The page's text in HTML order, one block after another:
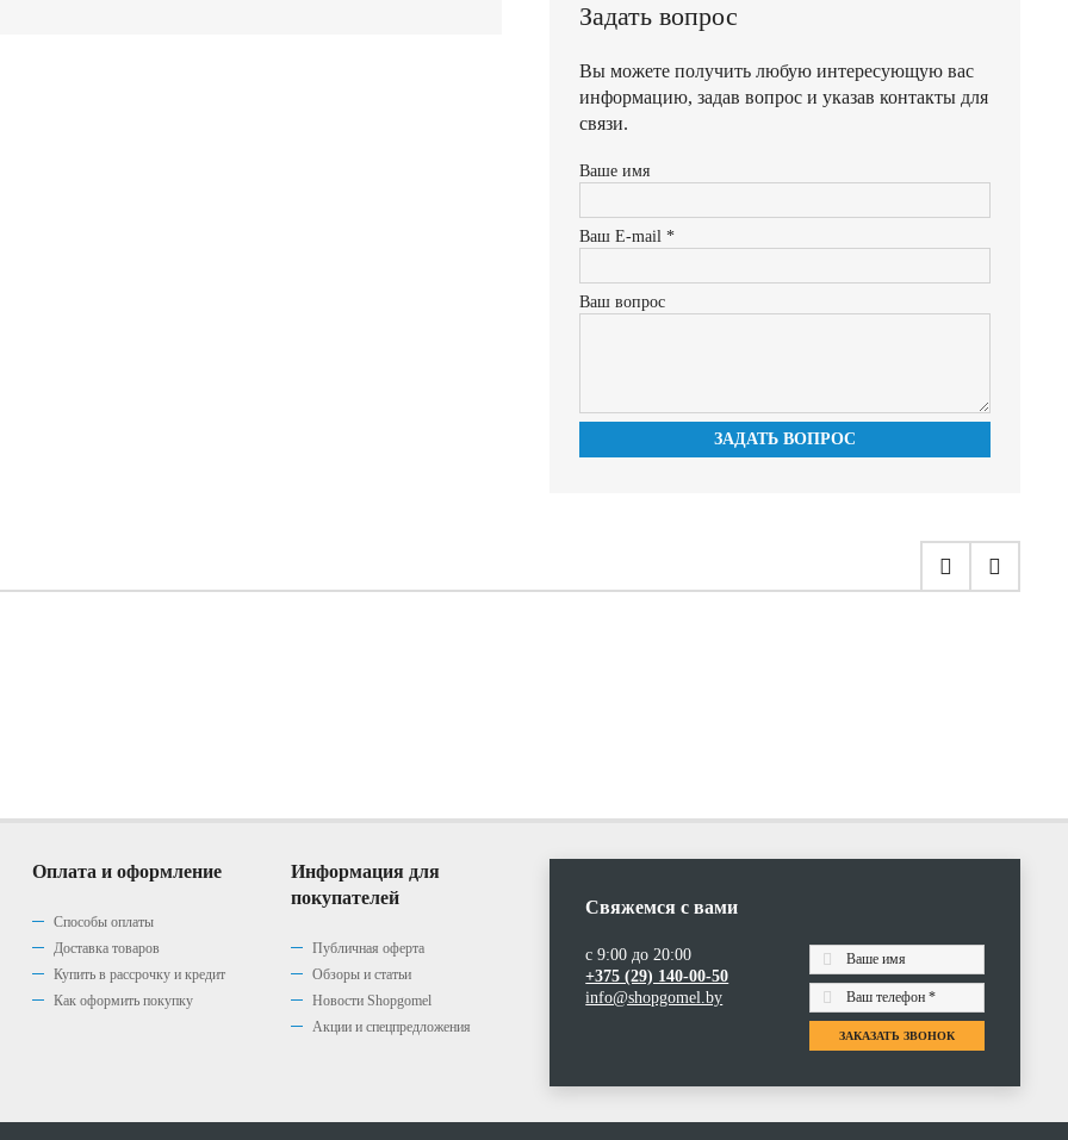
Задать вопрос
Вы можете получить любую интересующую вас
информацию, задав вопрос и указав контакты для
связи.
Ваше имя
Ваш E-mail *
Ваш вопрос
ЗАДАТЬ ВОПРОС
Оплата и оформление
Способы оплаты
Доставка товаров
Купить в рассрочку и кредит
Как оформить покупку
Информация для
покупателей
Публичная оферта
Обзоры и статьи
Новости Shopgomel
Акции и спецпредложения
Свяжемся с вами
с 9:00 до 20:00
+375 (29) 140-00-50
info@shopgomel.by
ЗАКАЗАТЬ ЗВОНОК